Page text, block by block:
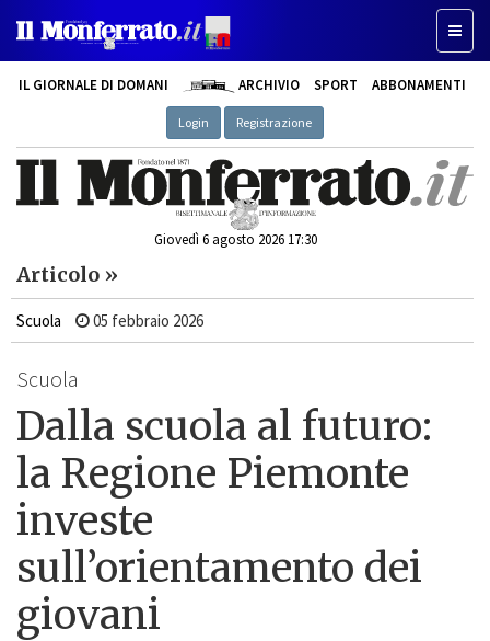
IL GIORNALE DI DOMANI ARCHIVIO SPORT ABBONAMENTI
Login Registrazione
Giovedì 6 agosto 2026 17:30
Articolo »
Scuola 05 febbraio 2026
Scuola
Dalla scuola al futuro:
la Regione Piemonte
investe
sull’orientamento dei
giovani